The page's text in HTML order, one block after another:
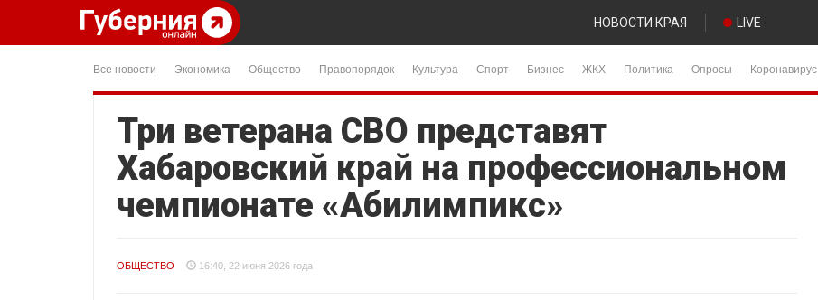
НОВОСТИ КРАЯ LIVE
Все новости Экономика Общество Правопорядок Культура Спорт Бизнес ЖКХ Политика Опросы Коронавирус
Три ветерана СВО представят
Хабаровский край на профессиональном
чемпионате «Абилимпикс»
ОБЩЕСТВО 16:40, 22 июня 2026 года